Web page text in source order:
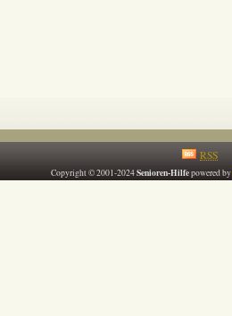
RSS
Copyright © 2001-2024Senioren-Hilfepowered by